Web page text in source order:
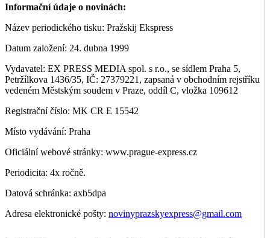
Informační údaje o novinách:
Název periodického tisku: Pražskij Ekspress
Datum založení: 24. dubna 1999
Vydavatel: EX PRESS MEDIA spol. s r.o., se sídlem Praha 5,
Petržílkova 1436/35, IČ: 27379221, zapsaná v obchodním rejstříku
vedeném Městským soudem v Praze, oddíl C, vložka 109612
Registrační číslo: MK CR E 15542
Místo vydávání: Praha
Oficiální webové stránky: www.prague-express.cz
Periodicita: 4x ročně.
Datová schránka: axb5dpa
Adresa elektronické pošty: novinyprazskyexpress@gmail.com